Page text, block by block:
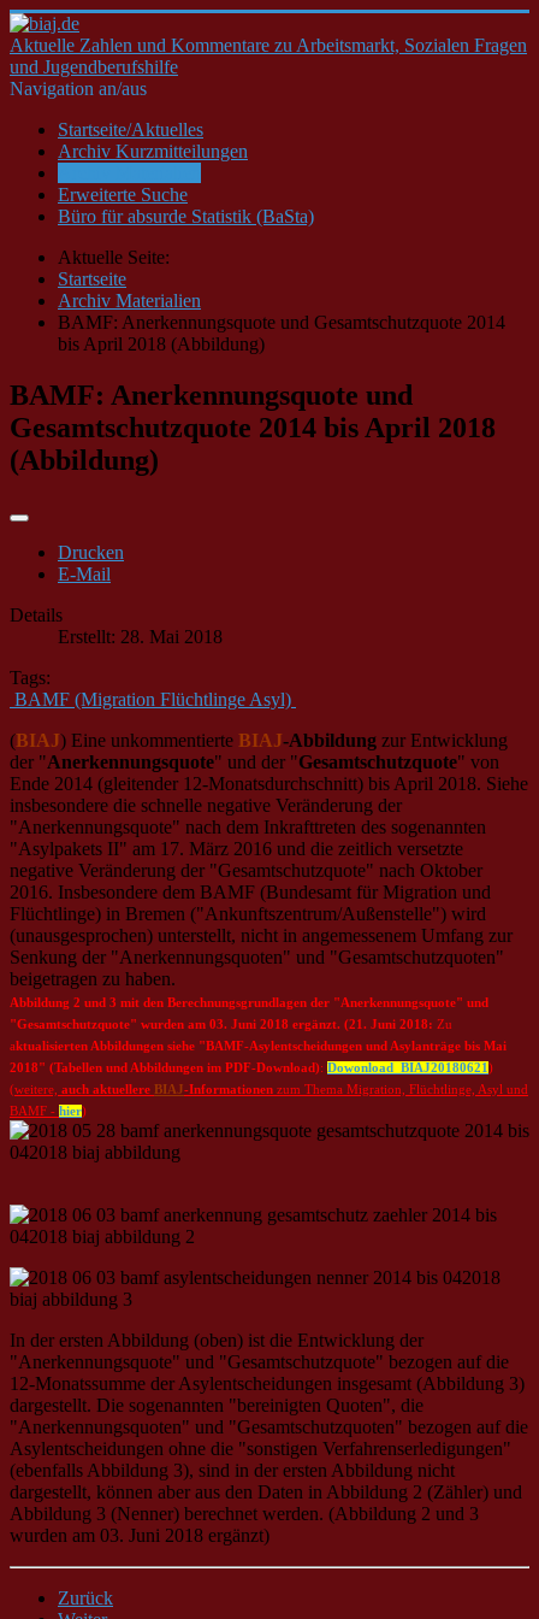
Aktuelle Zahlen und Kommentare zu Arbeitsmarkt, Sozialen Fragen
und Jugendberufshilfe
Navigation an/aus
Startseite/Aktuelles
Archiv Kurzmitteilungen
Erweiterte Suche
Büro für absurde Statistik (BaSta)
Aktuelle Seite:
Startseite
Archiv Materialien
BAMF: Anerkennungsquote und Gesamtschutzquote 2014
bis April 2018 (Abbildung)
BAMF: Anerkennungsquote und
Gesamtschutzquote 2014 bis April 2018
(Abbildung)
Drucken
E-Mail
Details
Erstellt: 28. Mai 2018
Tags:
BAMF (Migration Flüchtlinge Asyl)
(BIAJ) Eine unkommentierte BIAJ-Abbildung zur Entwicklung
der "Anerkennungsquote" und der "Gesamtschutzquote" von
Ende 2014 (gleitender 12-Monatsdurchschnitt) bis April 2018. Siehe
insbesondere die schnelle negative Veränderung der
"Anerkennungsquote" nach dem Inkrafttreten des sogenannten
"Asylpakets II" am 17. März 2016 und die zeitlich versetzte
negative Veränderung der "Gesamtschutzquote" nach Oktober
2016. Insbesondere dem BAMF (Bundesamt für Migration und
Flüchtlinge) in Bremen ("Ankunftszentrum/Außenstelle") wird
(unausgesprochen) unterstellt, nicht in angemessenem Umfang zur
Senkung der "Anerkennungsquoten" und "Gesamtschutzquoten"
beigetragen zu haben.
Abbildung 2 und 3 mit den Berechnungsgrundlagen der "Anerkennungsquote" und
"Gesamtschutzquote" wurden am 03. Juni 2018 ergänzt. (21. Juni 2018: Zu
aktualisierten Abbildungen siehe "BAMF-Asylentscheidungen und Asylanträge bis Mai
2018" (Tabellen und Abbildungen im PDF-Download): Dowonload_BIAJ20180621 )
(weitere, auch aktuellere BIAJ-Informationen zum Thema Migration, Flüchtlinge, Asyl und
BAMF - hier)
In der ersten Abbildung (oben) ist die Entwicklung der
"Anerkennungsquote" und "Gesamtschutzquote" bezogen auf die
12-Monatssumme der Asylentscheidungen insgesamt (Abbildung 3)
dargestellt. Die sogenannten "bereinigten Quoten", die
"Anerkennungsquoten" und "Gesamtschutzquoten" bezogen auf die
Asylentscheidungen ohne die "sonstigen Verfahrenserledigungen"
(ebenfalls Abbildung 3), sind in der ersten Abbildung nicht
dargestellt, können aber aus den Daten in Abbildung 2 (Zähler) und
Abbildung 3 (Nenner) berechnet werden. (Abbildung 2 und 3
wurden am 03. Juni 2018 ergänzt)
Zurück